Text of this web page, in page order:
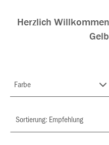
Herzlich
Farbe